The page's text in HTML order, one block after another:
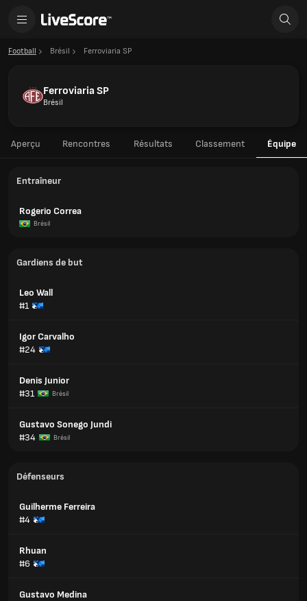
Football Brésil Ferroviaria SP
Ferroviaria SP
Brésil
Aperçu Rencontres Résultats Classement Équipe
Entraîneur
Rogerio Correa
Brésil
Gardiens de but
Leo Wall
#1
Igor Carvalho
#24
Denis Junior
#31
Brésil
Gustavo Sonego Jundi
#34
Brésil
Défenseurs
Guilherme Ferreira
#4
Rhuan
#6
Gustavo Medina